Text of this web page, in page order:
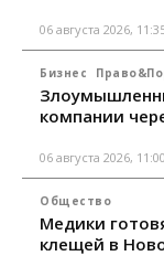
06 августа 2026,
Бизнес
компании
06 августа 2026, 11:00
Общество
Медики
клещей в